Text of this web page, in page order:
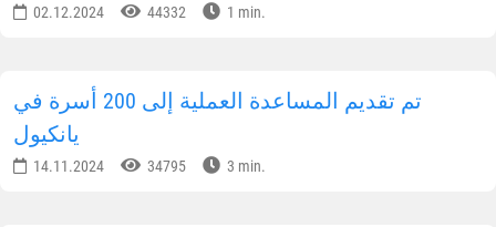
02.12.2024 44332 1 min.
تم تقديم المساعدة العملية إلى 200 أسرة في
يانكيول
14.11.2024 34795 3 min.